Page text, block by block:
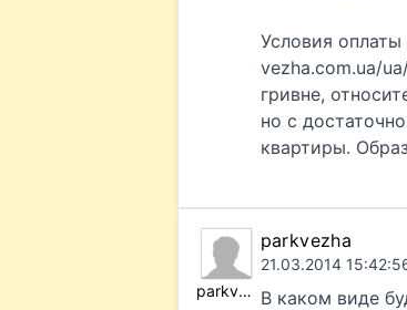
Условия
vezha.com.ua/
гривне,
но с
квартиры.
parkvezha
parkvezha
21.03.2014
В каком виде